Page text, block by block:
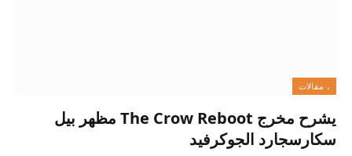
، مقالات
يشرح مخرج The Crow Reboot مظهر بيل
سكارسجارد الجوكرفيد